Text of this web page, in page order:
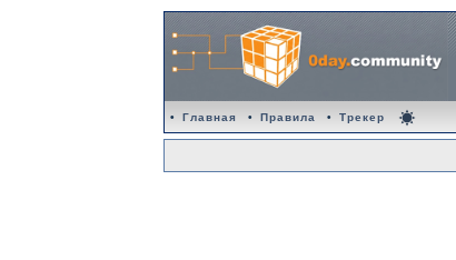
• Главная • Правила • Трекер